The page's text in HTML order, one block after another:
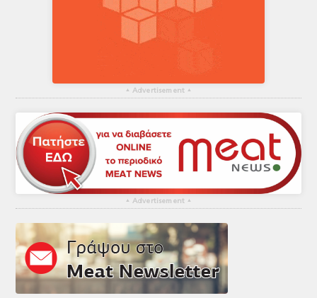
▴ Advertisement ▴
▴ Advertisement ▴